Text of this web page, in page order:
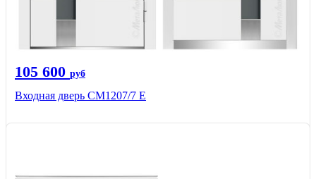
105 600 руб
Входная дверь СМ1207/7 E